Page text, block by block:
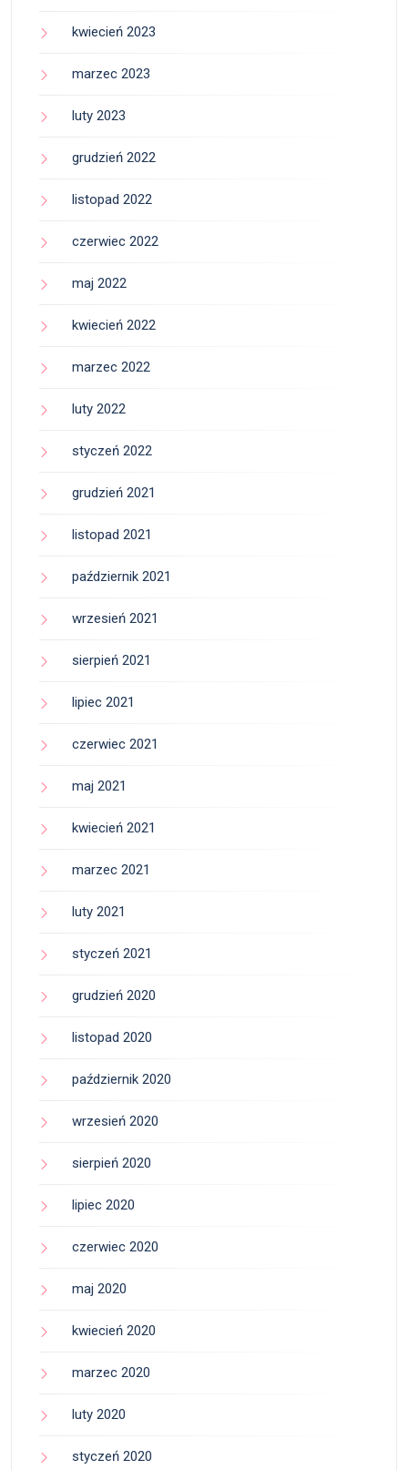
kwiecień 2023
marzec 2023
luty 2023
grudzień 2022
listopad 2022
czerwiec 2022
maj 2022
kwiecień 2022
marzec 2022
luty 2022
styczeń 2022
grudzień 2021
listopad 2021
październik 2021
wrzesień 2021
sierpień 2021
lipiec 2021
czerwiec 2021
maj 2021
kwiecień 2021
marzec 2021
luty 2021
styczeń 2021
grudzień 2020
listopad 2020
październik 2020
wrzesień 2020
sierpień 2020
lipiec 2020
czerwiec 2020
maj 2020
kwiecień 2020
marzec 2020
luty 2020
styczeń 2020